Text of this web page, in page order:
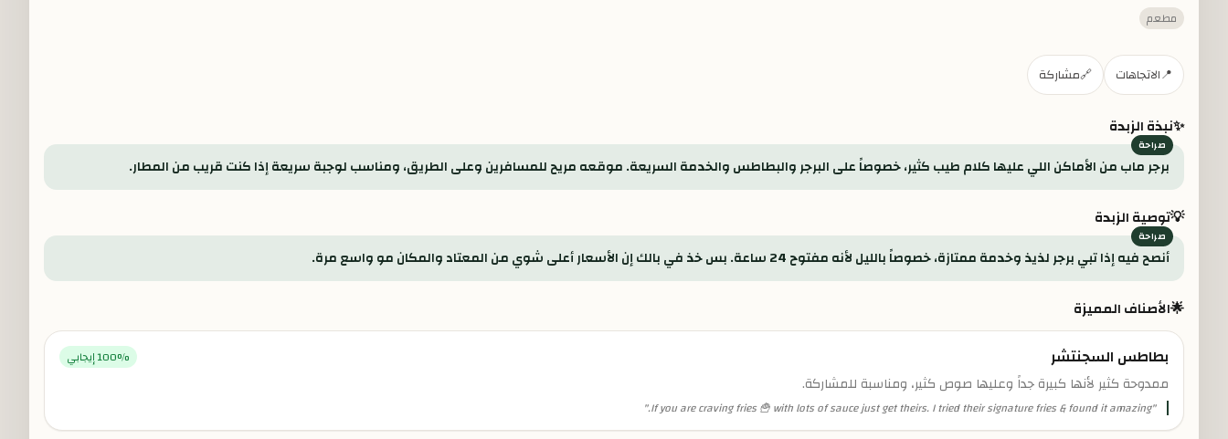
مطعم
📍الاتجاهات 🔗مشاركة
✨نبذة الزبدة
برجر ماب من الأماكن اللي عليها كلام طيب كثير، خصوصاً على البرجر والبطاطس والخدمة السريعة. موقعه مريح للمسافرين وعلى الطريق، ومناسب لوجبة سريعة إذا كنت قريب من المطار.
💡توصية الزبدة
أنصح فيه إذا تبي برجر لذيذ وخدمة ممتازة، خصوصاً بالليل لأنه مفتوح 24 ساعة. بس خذ في بالك إن الأسعار أعلى شوي من المعتاد والمكان مو واسع مرة.
🌟الأصناف المميزة
بطاطس السجنتشر 100% إيجابي
ممدوحة كثير لأنها كبيرة جداً وعليها صوص كثير، ومناسبة للمشاركة.
"
If you are craving fries 🍟 with lots of sauce just get theirs. I tried their signature fries & found it amazing.
"